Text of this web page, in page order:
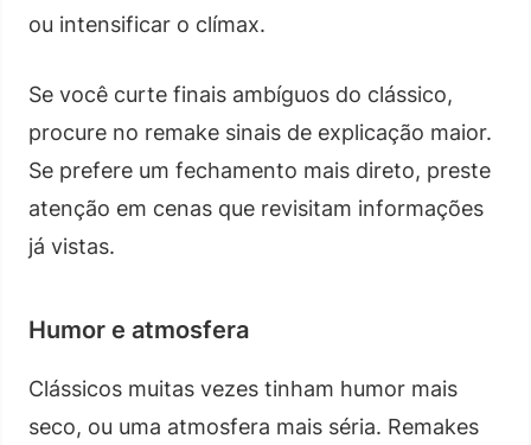
ou intensificar o clímax.
Se você curte finais ambíguos do clássico,
procure no remake sinais de explicação maior.
Se prefere um fechamento mais direto, preste
atenção em cenas que revisitam informações
já vistas.
Humor e atmosfera
Clássicos muitas vezes tinham humor mais
seco, ou uma atmosfera mais séria. Remakes